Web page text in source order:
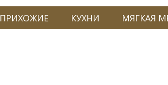
ПРИХОЖИЕ КУХНИ МЯГКАЯ